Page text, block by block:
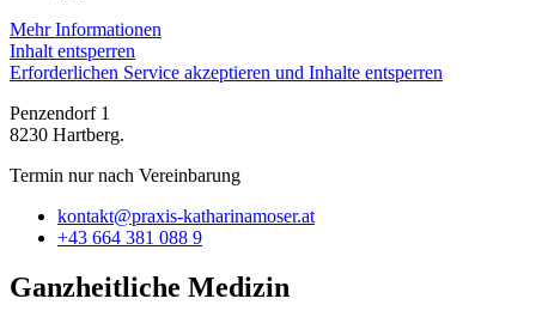
Mehr Informationen
Inhalt entsperren
Erforderlichen Service akzeptieren und Inhalte entsperren
Penzendorf 1
8230 Hartberg.
Termin nur nach Vereinbarung
kontakt@praxis-katharinamoser.at
+43 664 381 088 9
Ganzheitliche Medizin